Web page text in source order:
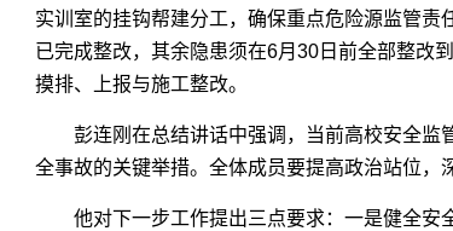
实训室的挂钩帮建分工，确保重点危险源监管
已完成整改，其余隐患须在6月30日前全部整改
摸排、上报与施工整改。
彭连刚在总结讲话中强调，当前高校安全监
全事故的关键举措。全体成员要提高政治站位，
他对下一步工作提出三点要求：一是健全安